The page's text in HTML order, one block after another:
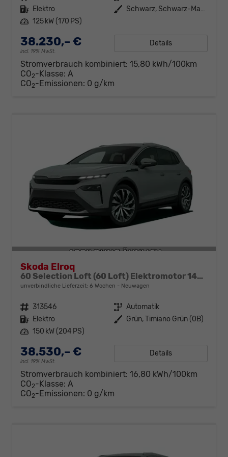
Kraftstoff Elektro Außenfarbe
Schwarz, Schwarz-Magic Perleffekt (1Z)
Leistung 125 kW (170 PS)
38.230,– €
incl. 19% MwSt.
Details
Stromverbrauch kombiniert: 15,80 kWh/100km
CO2-Klasse: A
CO2-Emissionen: 0 g/km
Skoda Elroq
60 Selection Loft (60 Loft) Elektromotor 140kW (190 PS) (cont. 70 kW)
unverbindliche Lieferzeit: 6 Wochen Neuwagen
Fahrzeugnr. 313546 Getriebe Automatik
Kraftstoff Elektro Außenfarbe Grün, Timiano Grün (0B)
Leistung 150 kW (204 PS)
38.530,– €
incl. 19% MwSt.
Details
Stromverbrauch kombiniert: 16,80 kWh/100km
CO2-Klasse: A
CO2-Emissionen: 0 g/km